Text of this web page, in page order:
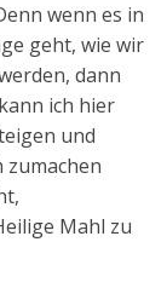
wenn es in
geht, wie wir
dann
ich hier
und
zumachen
Mahl zu